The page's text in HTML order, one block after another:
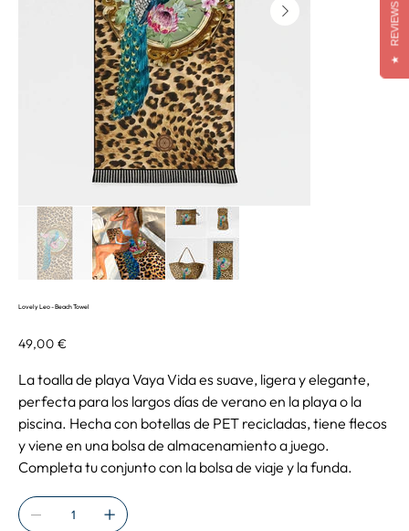
Lovely Leo - Beach Towel
Precio
49,00 €
La toalla de playa Vaya Vida es suave, ligera y elegante,
perfecta para los largos días de verano en la playa o la
piscina. Hecha con botellas de PET recicladas, tiene flecos
y viene en una bolsa de almacenamiento a juego.
Completa tu conjunto con la bolsa de viaje y la funda.
★
REVIEWS